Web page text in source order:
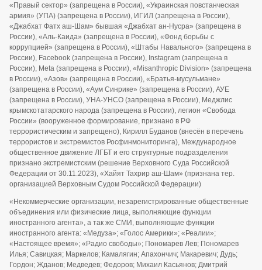
«Правый сектор» (запрещена в России), «Украинская повстанческая
армия» (УПА) (запрещена в России), ИГИЛ (запрещена в России),
«Джабхат Фатх аш-Шам» бывшая «Джабхат ан-Нусра» (запрещена в
России), «Аль-Каида» (запрещена в России), «Фонд борьбы с
коррупцией» (запрещена в России), «Штабы Навального» (запрещена в
России), Facebook (запрещена в России), Instagram (запрещена в
России), Meta (запрещена в России), «Misanthropic Division» (запрещена
в России), «Азов» (запрещена в России), «Братья-мусульмане»
(запрещена в России), «Аум Синрике» (запрещена в России), АУЕ
(запрещена в России), УНА-УНСО (запрещена в России), Меджлис
крымскотатарского народа (запрещена в России), легион «Свобода
России» (вооруженное формирование, признано в РФ
террористическим и запрещено), Кирилл Буданов (внесён в перечень
террористов и экстремистов Росфинмониторинга), Международное
общественное движение ЛГБТ и его структурные подразделения
признано экстремистским (решение Верховного Суда Российской
Федерации от 30.11.2023), «Хайят Тахрир аш-Шам» (признана тер.
организацией Верховным Судом Российской Федерации)
«Некоммерческие организации, незарегистрированные общественные
объединения или физические лица, выполняющие функции
иностранного агента», а так же СМИ, выполняющие функции
иностранного агента: «Медуза»; «Голос Америки»; «Реалии»;
«Настоящее время»; «Радио свободы»; Пономарев Лев; Пономарев
Илья; Савицкая; Маркелов; Камалягин; Апахончич; Макаревич; Дудь;
Гордон; Жданов; Медведев; Федоров; Михаил Касьянов; Дмитрий